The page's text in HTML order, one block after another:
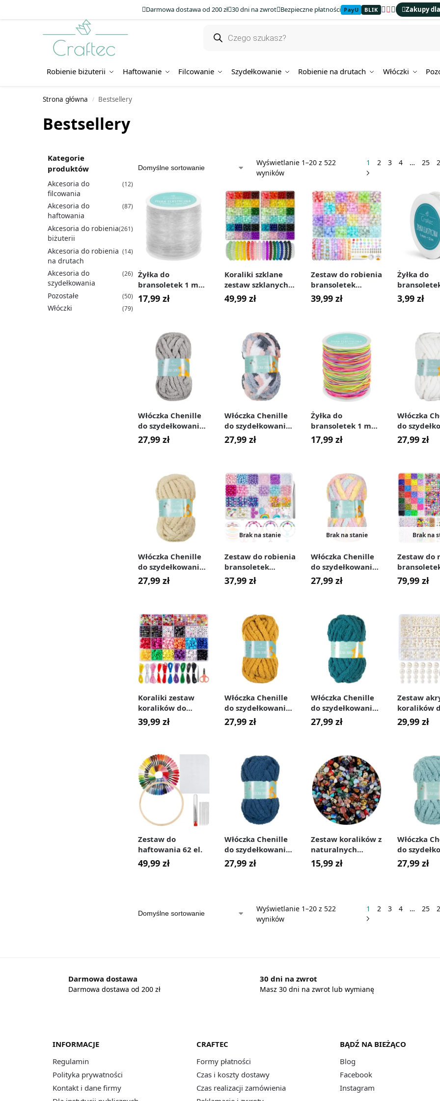
Darmowa dostawa od 200 zł 30 dni na zwrot Bezpieczne płatności PayU BLIK Zakupy
Robienie biżuterii Haftowanie Filcowanie Szydełkowanie Robienie na drutach Włóczki
Strona główna / Bestsellery
Bestsellery
Kategorie
produktów
Akcesoria do
filcowania
(12)
Akcesoria do
haftowania
(87)
Akcesoria do robienia
biżuterii
(261)
Akcesoria do robienia
na drutach
(14)
Akcesoria do
szydełkowania
(26)
Pozostałe (50)
Włóczki (79)
Wyświetlanie 1–20 z 522
wyników
1 2 3 4 … 25
Żyłka do
bransoletek 1 mm
120 m
przezroczysta
17,99 zł
Koraliki szklane
zestaw szklanych
koralików do
biżuterii
49,99 zł
Zestaw do robienia
bransoletek
biżuterii szklane
koraliki 706 el.
39,99zł
Żyłka do
12 m
3,99zł
Włóczka Chenille
do szydełkowania,
wyplatania 20 mm
szara #9
27,99 zł
Włóczka Chenille
do szydełkowania,
wyplatania 20 mm
marmurkowa #18
27,99 zł
Żyłka do
bransoletek 1 mm
120 m kolorowa
17,99zł
Włóczka
do
wyplatania
biała #4
27,99zł
Włóczka Chenille
do szydełkowania,
wyplatania 20 mm
cappuccino #25
27,99 zł
Brak na stanie
Zestaw do robienia
bransoletek
charmsy koraliki
perłowe 773 el.
37,99 zł
Brak na stanie
Włóczka Chenille
do szydełkowania,
wyplatania 20 mm
pastelowa #14
27,99zł
Brak na
Zestaw do
biżuterii
79,99zł
Koraliki zestaw
koralików do
robienia biżuterii
bransoletek
39,99 zł
Włóczka Chenille
do szydełkowania,
wyplatania 20 mm
żółta #7
27,99 zł
Włóczka Chenille
do szydełkowania,
wyplatania 20 mm
morska #11
27,99zł
Zestaw
koralików
robienia
29,99zł
Zestaw do
haftowania 62 el.
49,99 zł
Włóczka Chenille
do szydełkowania,
wyplatania 20 mm
granatowa #21
27,99 zł
Zestaw koralików z
naturalnych
kamieni do
robienia biżuterii
15,99zł
Włóczka
do
wyplatania
turkusowa
27,99zł
Wyświetlanie 1–20 z 522
wyników
1 2 3 4 … 25
Darmowa dostawa
Darmowa dostawa od 200 zł
30 dni na zwrot
Masz 30 dni na zwrot lub wymianę
INFORMACJE
Regulamin
Polityka prywatności
Kontakt i dane firmy
CRAFTEC
Formy płatności
Czas i koszty dostawy
Czas realizacji zamówienia
BĄDŹ NA BIEŻĄCO
Blog
Facebook
Instagram